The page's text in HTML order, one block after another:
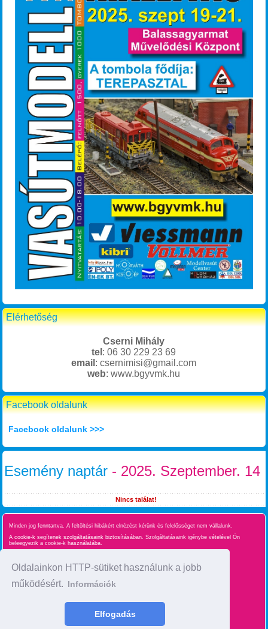
Oldalainkon HTTP-sütiket használunk a jobb
működésért. Információk
Elfogadás
Elérhetőség
Cserni Mihály
tel : 06 30 229 23 69
email : csernimisi@gmail.com
web: www.bgyvmk.hu
Facebook oldalunk
Facebook oldalunk >>>
Esemény naptár - 2025. Szeptember. 14
Nincs találat!
Minden jog fenntartva. A feltöltési hibákért elnézést kérünk és felelősséget nem vállalunk.
A cookie-k segítenek szolgáltatásaink biztosításában. Szolgáltatásaink igénybe vételével Ön
beleegyezik a cookie-k használatába.
Oldaltérkép